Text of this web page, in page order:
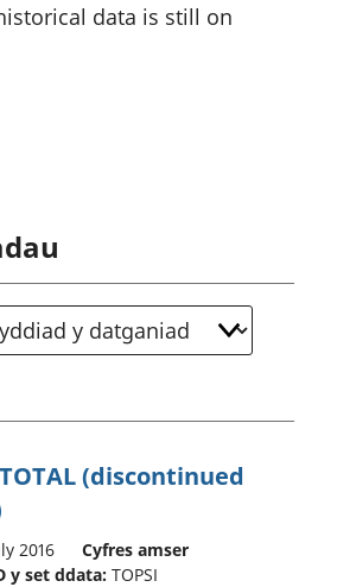
data is still on
(discontinued
2016
Cyfres amser
y set ddata: TOPSI